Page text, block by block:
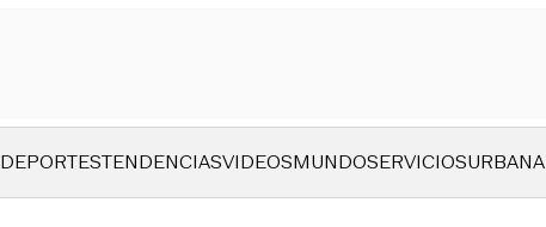
DEPORTESTENDENCIASVIDEOSMUNDOSERVICIOSURBANA